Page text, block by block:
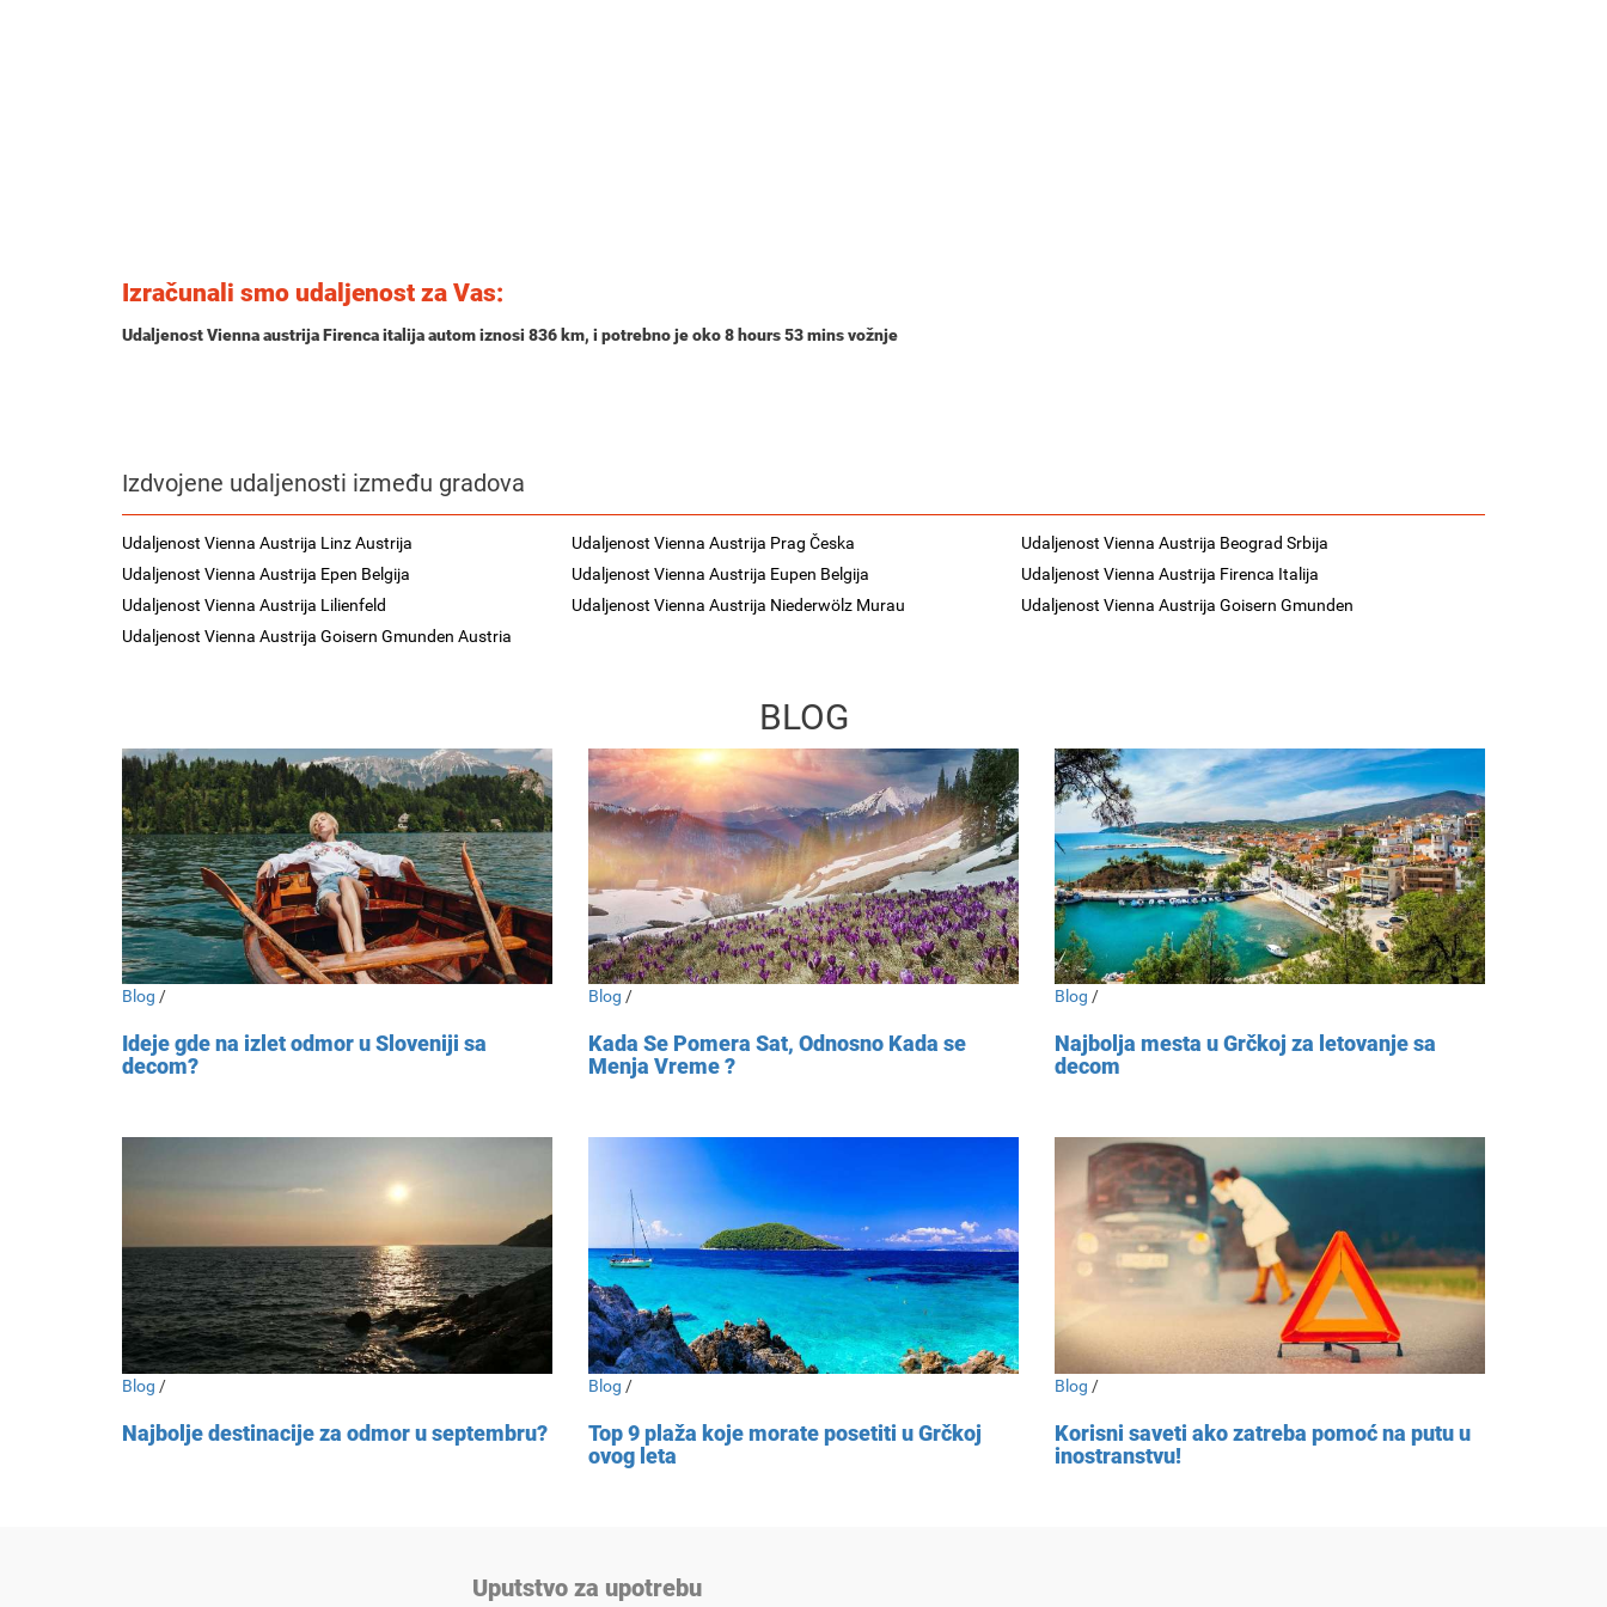
Izračunali smo udaljenost za Vas:
Udaljenost Vienna austrija Firenca italija autom iznosi 836 km, i potrebno je oko8 hours 53 minsvožnje
Izdvojene udaljenosti između gradova
Udaljenost Vienna Austrija Linz Austrija Udaljenost Vienna Austrija Prag Česka
Udaljenost Vienna Austrija Beograd Srbija
Udaljenost Vienna Austrija Epen Belgija
Udaljenost Vienna Austrija Eupen Belgija
Udaljenost Vienna Austrija Firenca Italija
Udaljenost Vienna Austrija Lilienfeld
Udaljenost Vienna Austrija Niederwölz Murau
Udaljenost Vienna Austrija Goisern Gmunden
Udaljenost Vienna Austrija Goisern Gmunden Austria
BLOG
Blog /
Ideje gde na izlet odmor u Sloveniji sa
decom?
Blog /
Kada Se Pomera Sat, Odnosno Kada se
Menja Vreme ?
Blog /
Najbolja mesta u Grčkoj za letovanje sa
decom
Blog /
Najbolje destinacije za odmor u septembru?
Blog /
Top 9 plaža koje morate posetiti u Grčkoj
ovog leta
Blog /
Korisni saveti ako zatreba pomoć na putu u
inostranstvu!
Uputstvo za upotrebu